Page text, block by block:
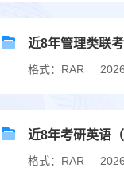
近8年管理类联
格式：RAR
近8年考研英语
格式：RAR